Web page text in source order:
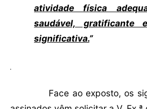
atividade física
saudável, gratificante
significativa.”
Face ao exposto, os